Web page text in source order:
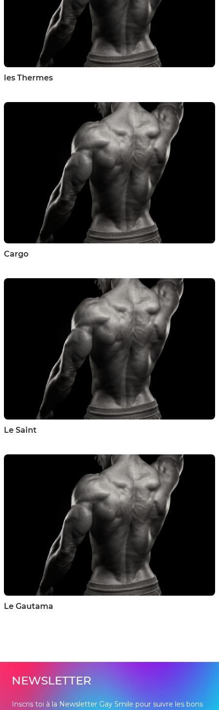
les Thermes
Cargo
Le Saint
Le Gautama
NEWSLETTER
Inscris toi à la Newsletter Gay Smile pour suivre les bons